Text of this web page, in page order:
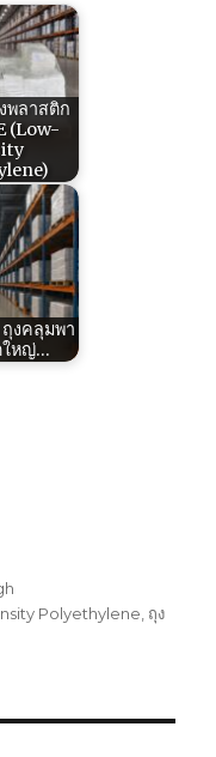
พลาสติก
(Low-
ถุงคลุมพา
ใหญ่…
Polyethylene, ถุง